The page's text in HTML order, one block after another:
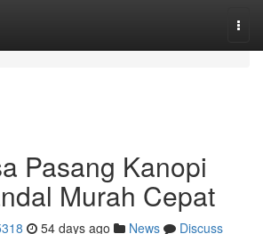
Pasang Kanopi
Murah Cepat
54 days ago News
Discuss